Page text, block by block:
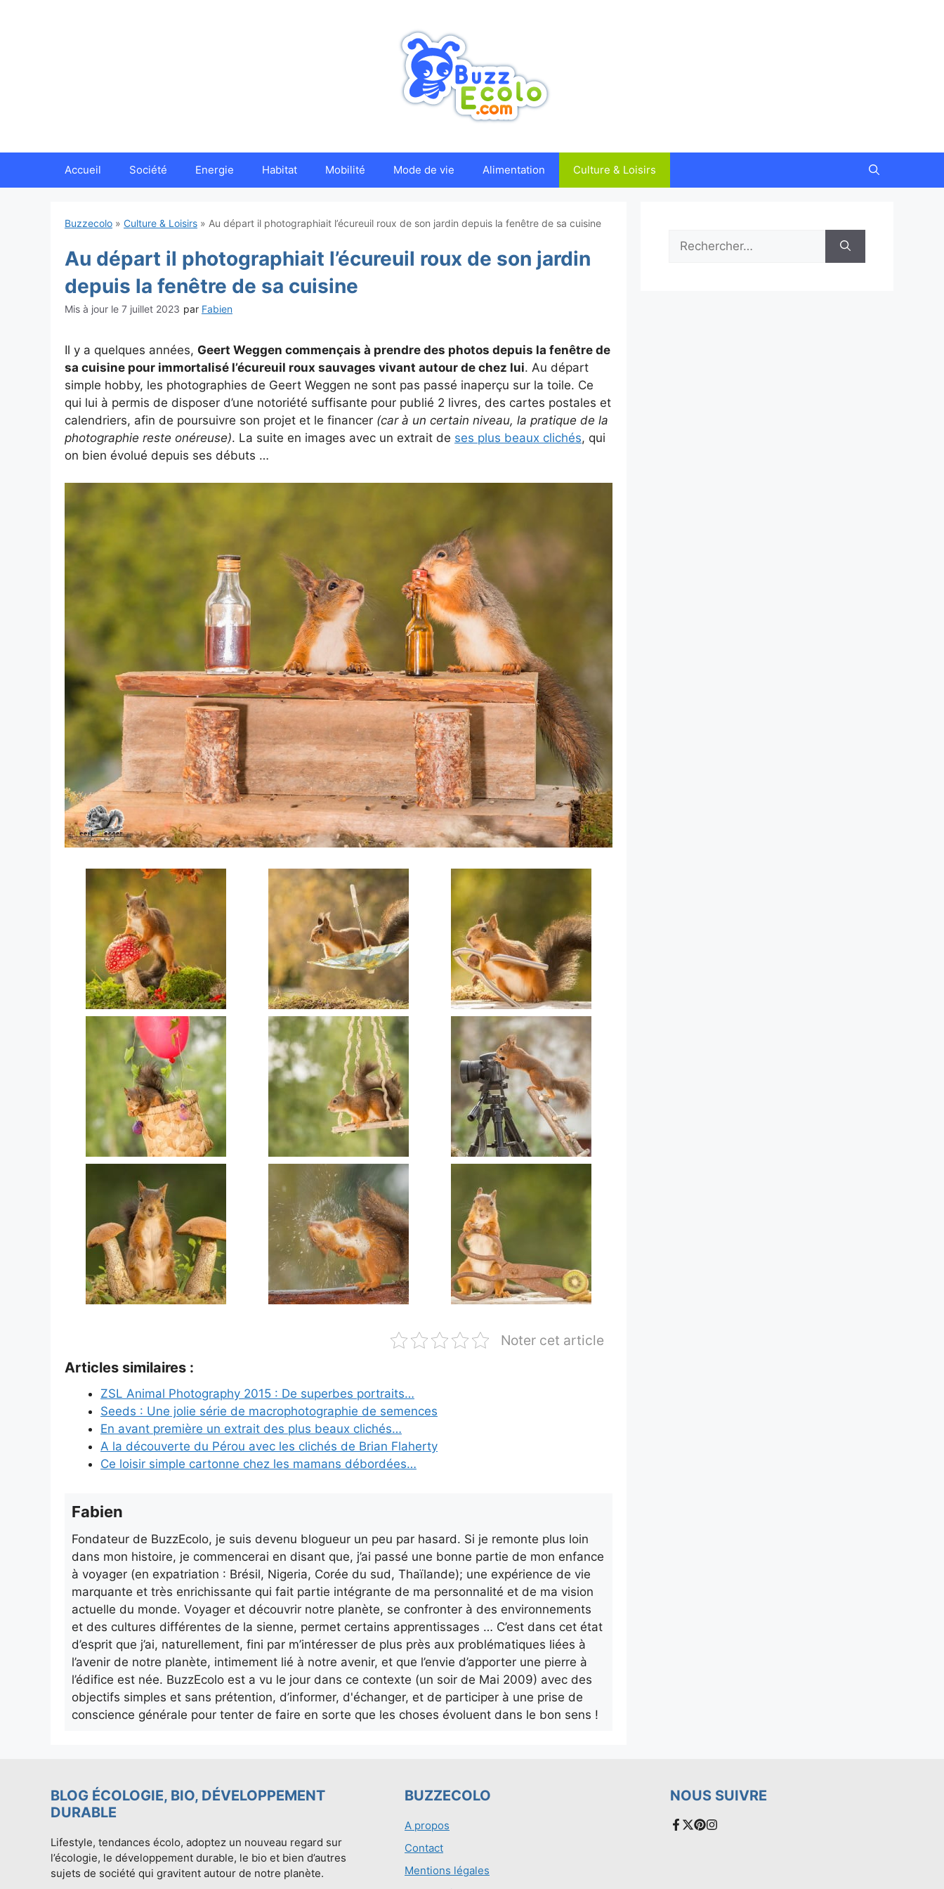
Accueil Société Energie Habitat Mobilité Mode de vie Alimentation Culture & Loisirs
Buzzecolo » Culture & Loisirs » Au départ il photographiait l’écureuil roux de son jardin depuis la fenêtre de sa cuisine
Au départ il photographiait l’écureuil roux de son jardin
depuis la fenêtre de sa cuisine
7 juillet 2023 par Fabien
Il y a quelques années, Geert Weggen commençais à prendre des photos depuis la fenêtre de
sa cuisine pour immortalisé l’écureuil roux sauvages vivant autour de chez lui. Au départ
simple hobby, les photographies de Geert Weggen ne sont pas passé inaperçu sur la toile. Ce
qui lui à permis de disposer d’une notoriété suffisante pour publié 2 livres, des cartes postales et
calendriers, afin de poursuivre son projet et le financer (car à un certain niveau, la pratique de la
photographie reste onéreuse). La suite en images avec un extrait de ses plus beaux clichés, qui
on bien évolué depuis ses débuts …
Noter cet article
Articles similaires :
ZSL Animal Photography 2015 : De superbes portraits…
Seeds : Une jolie série de macrophotographie de semences
En avant première un extrait des plus beaux clichés…
A la découverte du Pérou avec les clichés de Brian Flaherty
Ce loisir simple cartonne chez les mamans débordées…
Fabien
Fondateur de BuzzEcolo, je suis devenu blogueur un peu par hasard. Si je remonte plus loin
dans mon histoire, je commencerai en disant que, j’ai passé une bonne partie de mon enfance
à voyager (en expatriation : Brésil, Nigeria, Corée du sud, Thaïlande); une expérience de vie
marquante et très enrichissante qui fait partie intégrante de ma personnalité et de ma vision
actuelle du monde. Voyager et découvrir notre planète, se confronter à des environnements
et des cultures différentes de la sienne, permet certains apprentissages … C’est dans cet état
d’esprit que j’ai, naturellement, fini par m’intéresser de plus près aux problématiques liées à
l’avenir de notre planète, intimement lié à notre avenir, et que l’envie d’apporter une pierre à
l’édifice est née. BuzzEcolo est a vu le jour dans ce contexte (un soir de Mai 2009) avec des
objectifs simples et sans prétention, d’informer, d'échanger, et de participer à une prise de
conscience générale pour tenter de faire en sorte que les choses évoluent dans le bon sens !
Rechercher :
BLOG ÉCOLOGIE, BIO, DÉVELOPPEMENT
DURABLE
Lifestyle, tendances écolo, adoptez un nouveau regard sur
l’écologie, le développement durable, le bio et bien d’autres
sujets de société qui gravitent autour de notre planète.
BUZZECOLO
A propos
Contact
Mentions légales
NOUS SUIVRE